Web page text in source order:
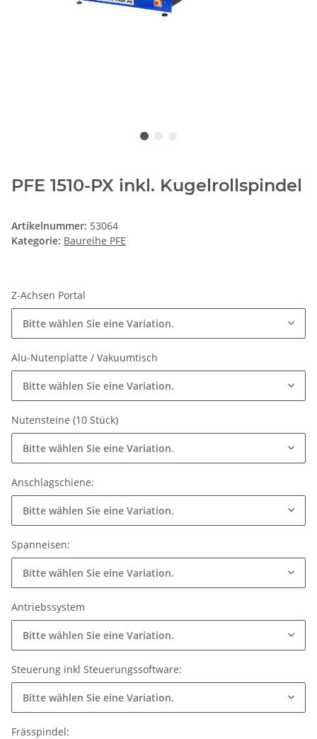
PFE 1510-PX inkl. Kugelrollspindel
Artikelnummer: 53064
Kategorie: Baureihe PFE
Z-Achsen Portal
Bitte wählen Sie eine Variation.
Alu-Nutenplatte / Vakuumtisch
Bitte wählen Sie eine Variation.
Nutensteine (10 Stück)
Bitte wählen Sie eine Variation.
Anschlagschiene:
Bitte wählen Sie eine Variation.
Spanneisen:
Bitte wählen Sie eine Variation.
Antriebssystem
Bitte wählen Sie eine Variation.
Steuerung inkl Steuerungssoftware:
Bitte wählen Sie eine Variation.
Frässpindel: